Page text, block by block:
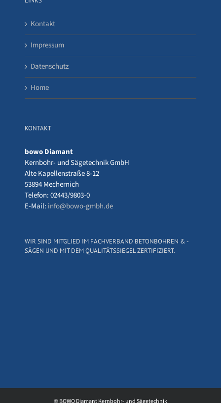
Kontakt
Impressum
Datenschutz
Home
KONTAKT
bowo Diamant
Kernbohr- und Sägetechnik GmbH
Alte Kapellenstraße 8-12
53894 Mechernich
Telefon: 02443/9803-0
E-Mail: info@bowo-gmbh.de
WIR SIND MITGLIED IM FACHVERBAND BETONBOHREN & -
SÄGEN UND MIT DEM QUALITÄTSSIEGEL ZERTIFIZIERT.